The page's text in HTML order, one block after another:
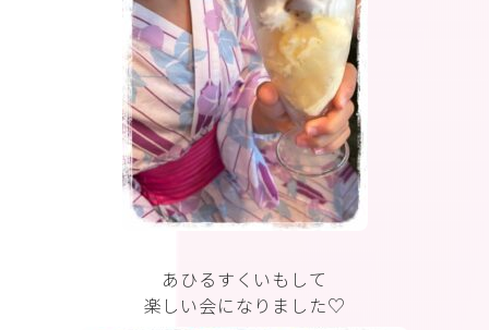
あひるすくいもして
楽しい会になりました♡